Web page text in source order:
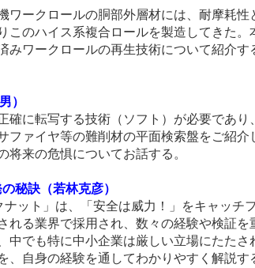
ークロールの胴部外層材には、耐摩耗
このハイス系複合ロールを製造してきた
ワークロールの再生技術について紹介
）
に転写する技術（ソフト）が必要であ
ァイヤ等の難削材の平面検索盤をご紹
来の危惧についてお話する。
秘訣（若林克彦）
ット」は、「安全は威力！」をキャッチ
る業界で採用され、数々の経験や検証
でも特に中小企業は厳しい立場にたた
自身の経験を通してわかりやすく解説す